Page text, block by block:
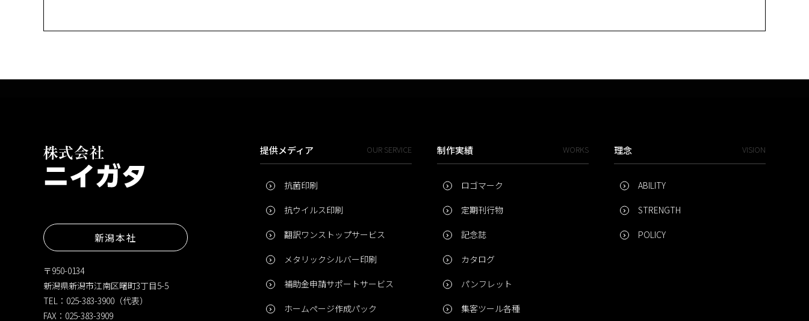
新潟本社
〒950-0134
新潟県新潟市江南区曙町3丁目5-5
TEL：025-383-3900（代表）
FAX：025-383-3909
提供メディア OUR SERVICE
抗菌印刷
抗ウイルス印刷
翻訳ワンストップサービス
メタリックシルバー印刷
補助金申請サポートサービス
ホームページ作成パック
制作実績 WORKS
ロゴマーク
定期刊行物
記念誌
カタログ
パンフレット
集客ツール各種
理念 VISION
ABILITY
STRENGTH
POLICY